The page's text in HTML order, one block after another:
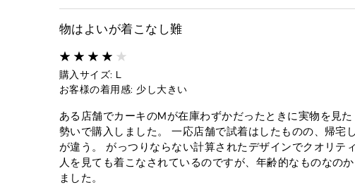
物はよいが着こなし難
購入サイズ: L
お客様の着用感: 少し大きい
ある店舗でカーキのMが在庫わずかだったときに実物を見
勢いで購入しました。 一応店舗で試着はしたものの、帰宅
が違う。 がっつりならない計算されたデザインでクオリテ
人を見ても着こなされているのですが、年齢的なものなの
ました。